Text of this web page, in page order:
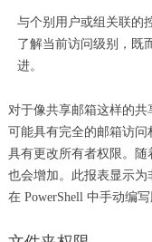
与个别用户或组关联的
了解当前访问级别，既
进。
对于像共享邮箱这样的
可能具有完全的邮箱访
具有更改所有者权限。随
也会增加。此报表显示
在 PowerShell 中手动编